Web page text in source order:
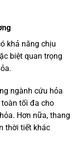
khả năng chịu
biệt quan trọng
ngành cứu hỏa
tối đa cho
Hơn nữa, thang
thời tiết khác